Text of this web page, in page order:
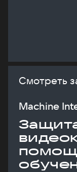
Смотреть
Machine